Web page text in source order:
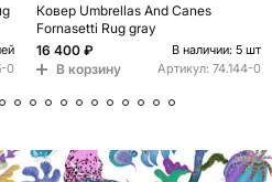
0
Ковер Umbrellas And Canes
Fornasetti Rug gray
16 400 ₽
В наличии: 5 шт
В корзину Артикул: 74.144-0